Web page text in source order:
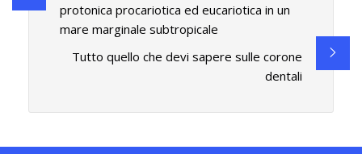
protonica procariotica ed eucariotica in un
mare marginale subtropicale
Tutto quello che devi sapere sulle corone
dentali